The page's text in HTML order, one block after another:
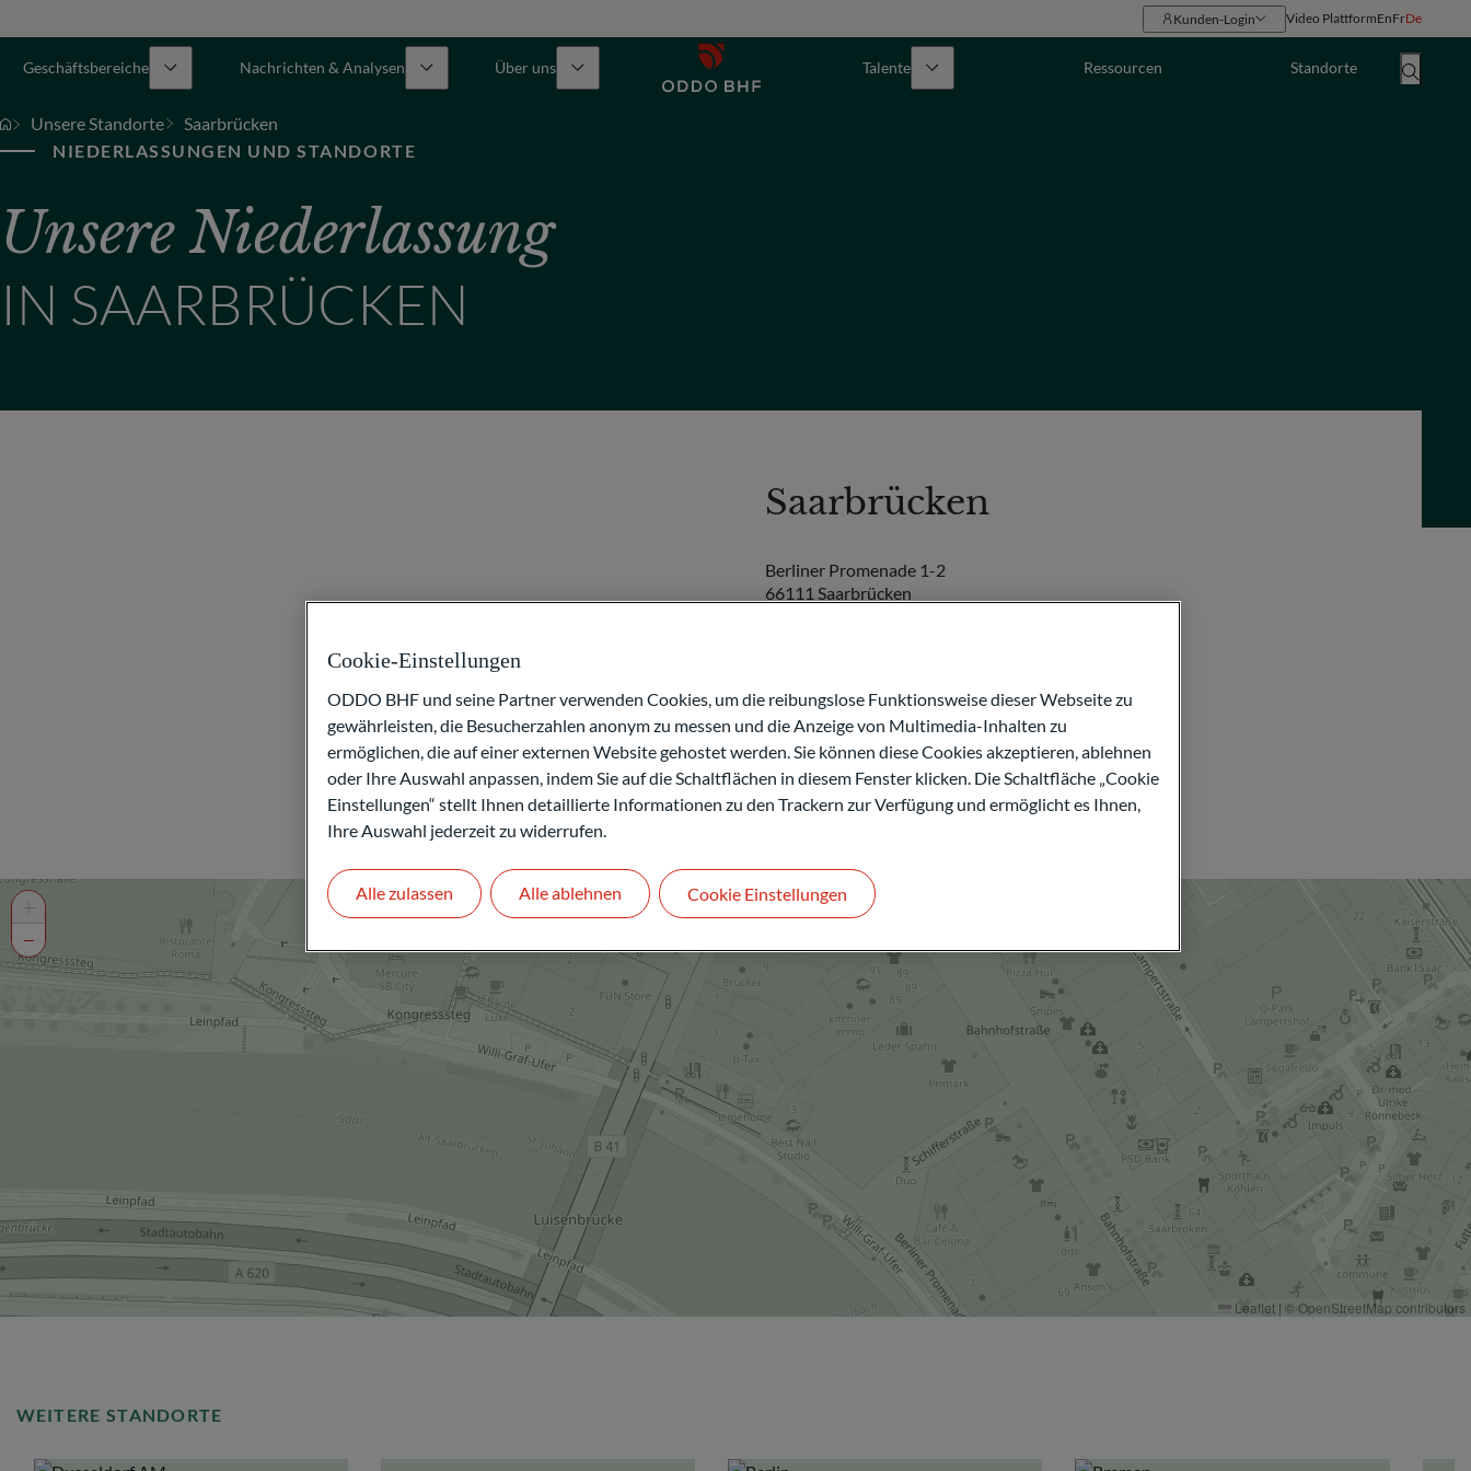
Kunden-Login Video PlattformEnFrDe
Geschäftsbereiche Nachrichten & Analysen Über uns Talente Ressourcen Standorte
Unsere Standorte
Saarbrücken
NIEDERLASSUNGEN UND STANDORTE
Unsere Niederlassung
IN SAARBRÜCKEN
Saarbrücken
Berliner Promenade 1-2
66111 Saarbrücken
IT
Kontakt
+
−
Leaflet | ©OpenStreetMap contributors
WEITERE STANDORTE
Cookie-Einstellungen
ODDO BHF und seine Partner verwenden Cookies, um die reibungslose Funktionsweise dieser Webseite zu
gewährleisten, die Besucherzahlen anonym zu messen und die Anzeige von Multimedia-Inhalten zu
ermöglichen, die auf einer externen Website gehostet werden. Sie können diese Cookies akzeptieren, ablehnen
oder Ihre Auswahl anpassen, indem Sie auf die Schaltflächen in diesem Fenster klicken. Die Schaltfläche „Cookie
Einstellungen“ stellt Ihnen detaillierte Informationen zu den Trackern zur Verfügung und ermöglicht es Ihnen,
Ihre Auswahl jederzeit zu widerrufen.
Alle ablehnen
Alle zulassen Cookie Einstellungen